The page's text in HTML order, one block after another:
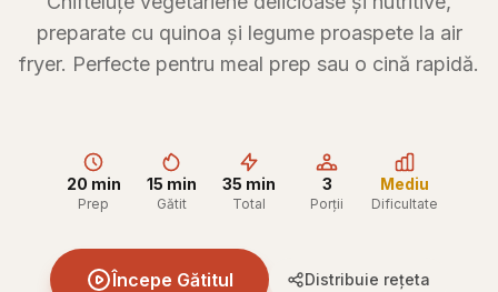
preparate cu quinoa și legume proaspete la air
fryer. Perfecte pentru meal prep sau o cină rapidă.
20 min
Prep
15 min
Gătit
35 min
Total
3
Porții
Mediu
Dificultate
Începe Gătitul Distribuie rețeta